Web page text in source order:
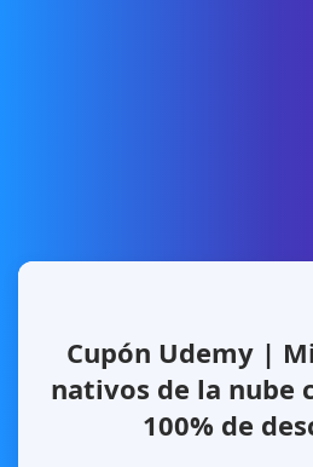
Cupón Udemy |
nativos de la nube
100% de